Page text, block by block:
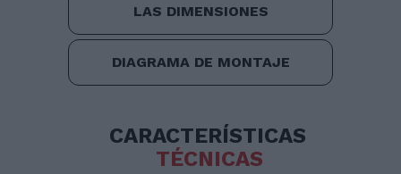
LAS DIMENSIONES
DIAGRAMA DE MONTAJE
CARACTERÍSTICAS
TÉCNICAS